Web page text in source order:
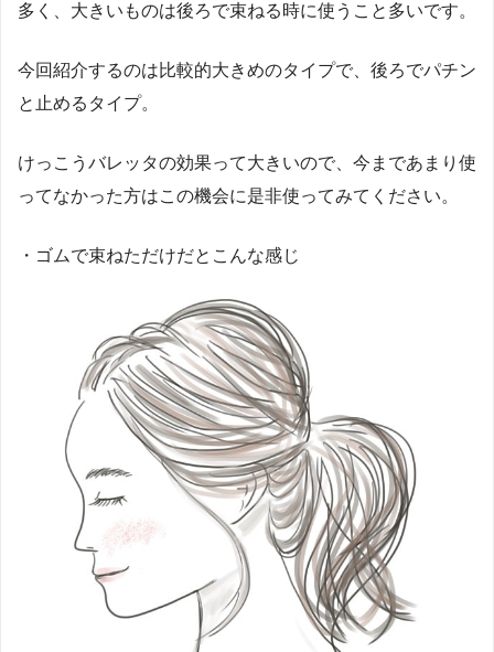
多く、大きいものは後ろで束ねる時に使うこと多いです。
今回紹介するのは比較的大きめのタイプで、後ろでパチン
と止めるタイプ。
けっこうバレッタの効果って大きいので、今まであまり使
ってなかった方はこの機会に是非使ってみてください。
・ゴムで束ねただけだとこんな感じ